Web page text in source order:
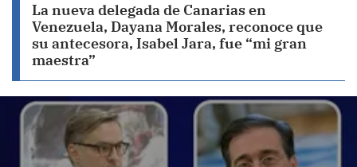
La nueva delegada de Canarias en
Venezuela, Dayana Morales, reconoce que
su antecesora, Isabel Jara, fue “mi gran
maestra”